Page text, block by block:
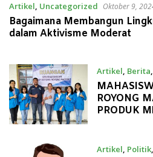
Artikel, Uncategorized Oktober 9,
Bagaimana Membangun
dalam Aktivisme Moderat
Artikel, Berita,
ROYONG
PRODUK
Artikel, Politik,